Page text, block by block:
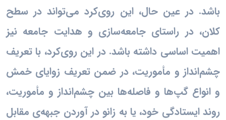
باشد. در عین حال، این روی‌کرد می‌تواند در سطح
کلان، در راستای جامعه‌سازی و هدایت جامعه نیز
اهمیت اساسی داشته باشد. در این روی‌کرد، با تعریف
چشم‌انداز و مأموریت، در ضمن تعریف زوایای خمش
و انواع گپ‌ها و فاصله‌ها بین چشم‌انداز و مأموریت،
روند ایستادگی خود، یا به زانو در آوردن جبهه‌ی مقابل